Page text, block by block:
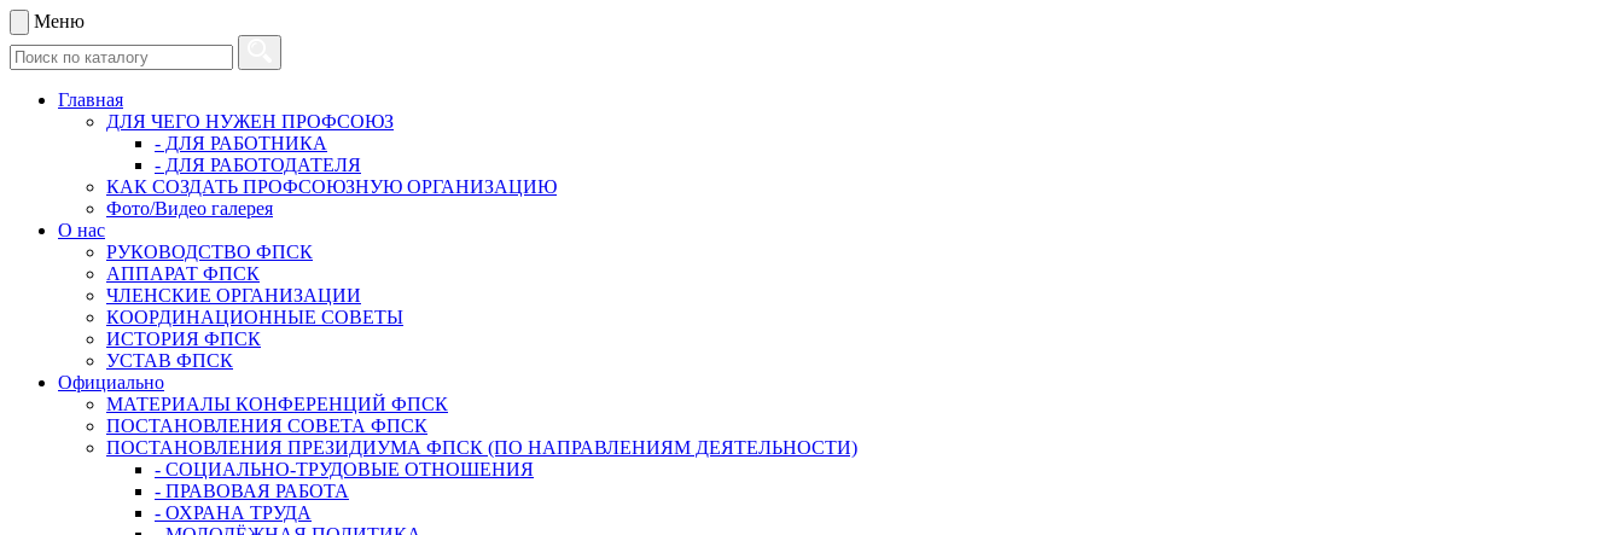
Меню
Главная
ДЛЯ ЧЕГО НУЖЕН ПРОФСОЮЗ
- ДЛЯ РАБОТНИКА
- ДЛЯ РАБОТОДАТЕЛЯ
КАК СОЗДАТЬ ПРОФСОЮЗНУЮ ОРГАНИЗАЦИЮ
Фото/Видео галерея
О нас
РУКОВОДСТВО ФПСК
АППАРАТ ФПСК
ЧЛЕНСКИЕ ОРГАНИЗАЦИИ
КООРДИНАЦИОННЫЕ СОВЕТЫ
ИСТОРИЯ ФПСК
УСТАВ ФПСК
Официально
МАТЕРИАЛЫ КОНФЕРЕНЦИЙ ФПСК
ПОСТАНОВЛЕНИЯ СОВЕТА ФПСК
ПОСТАНОВЛЕНИЯ ПРЕЗИДИУМА ФПСК (ПО НАПРАВЛЕНИЯМ ДЕЯТЕЛЬНОСТИ)
- СОЦИАЛЬНО-ТРУДОВЫЕ ОТНОШЕНИЯ
- ПРАВОВАЯ РАБОТА
- ОХРАНА ТРУДА